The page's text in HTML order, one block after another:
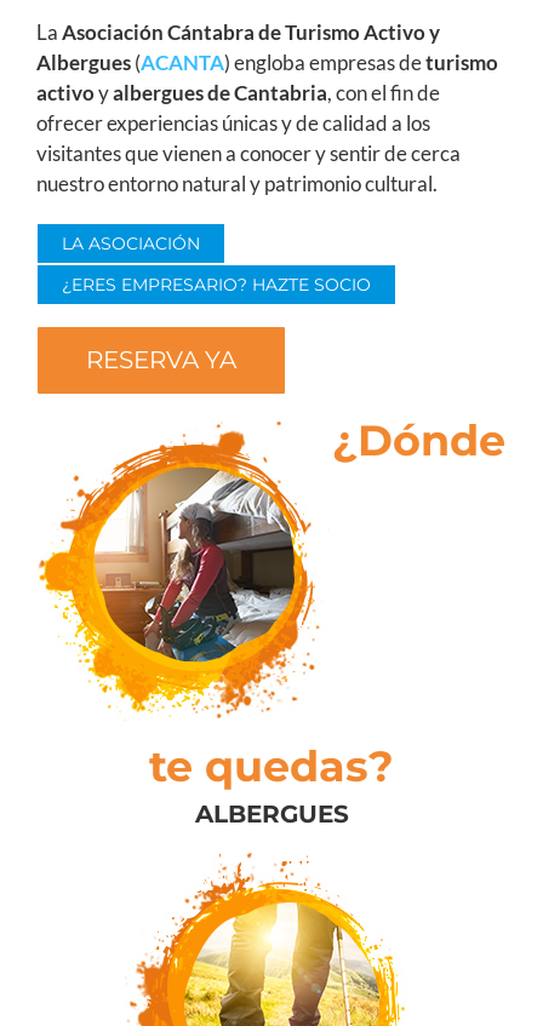
LaAsociación Cántabra de Turismo Activo y
Albergues(ACANTA) engloba empresas deturismo
activoyalbergues de Cantabria, con el fin de
ofrecer experiencias únicas y de calidad a los
visitantes que vienen a conocer y sentir de cerca
nuestro entorno natural y patrimonio cultural.
LA ASOCIACIÓN
¿ERES EMPRESARIO? HAZTE SOCIO
RESERVA YA
¿Dónde
te quedas?
ALBERGUES